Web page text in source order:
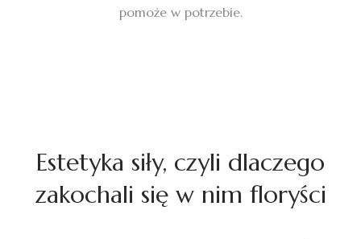
pomoże w potrzebie.
Estetyka siły, czyli dlaczego
zakochali się w nim floryści